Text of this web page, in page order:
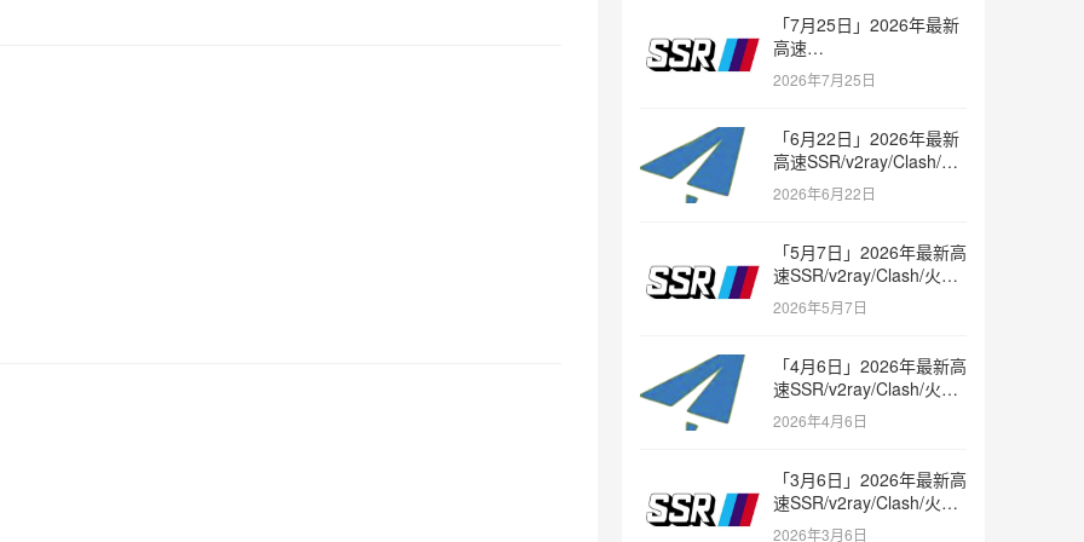
「7月25日」2026年最新
高速
SSR/v2ray/Clash/trojan
节点免费分享
2026年7月25日
「6月22日」2026年最新
高速SSR/v2ray/Clash/火
箭节点免费分享
2026年6月22日
「5月7日」2026年最新高
速SSR/v2ray/Clash/火箭
节点免费分享
2026年5月7日
「4月6日」2026年最新高
速SSR/v2ray/Clash/火箭
节点免费分享
2026年4月6日
「3月6日」2026年最新高
速SSR/v2ray/Clash/火箭
节点免费分享
2026年3月6日